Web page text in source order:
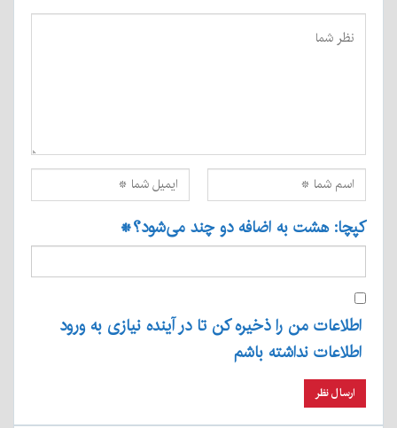
کپچا: هشت به اضافه دو چند می‌شود؟*
اطلاعات من را ذخیره کن تا در آینده نیازی به ورود
اطلاعات نداشته باشم